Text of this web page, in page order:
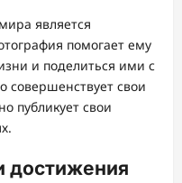
является
помогает ему
и поделиться ими с
свои
публикует свои
достижения